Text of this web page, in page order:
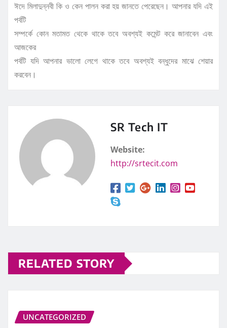
ঈদে মিলাদুন্নবী কি ও কেন পালন করা হয় জানতে পেরেছেন। আপনার যদি এই
পর্বটি
সম্পর্কে কোন মতামত থেকে থাকে তবে অবশ্যই কমেন্ট করে জানাবেন এবং
আজকের
পর্বটি যদি আপনার ভালো লেগে থাকে তবে অবশ্যই বন্ধুদের মাঝে শেয়ার
করবেন।
SR Tech IT
Website:
http://srtecit.com
RELATED STORY
UNCATEGORIZED